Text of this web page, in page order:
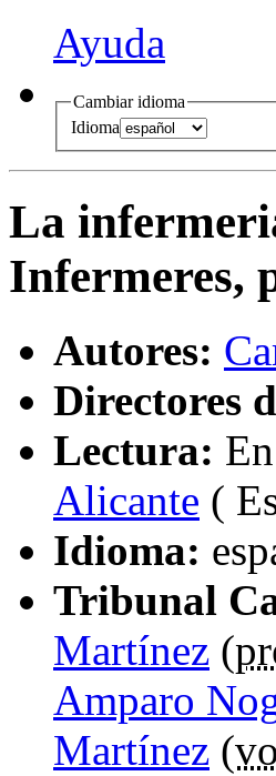
Ayuda
Cambiar idioma
Idioma
La
Infermeres,
Autores:
Directores
Lectura:
Alicante (
Idioma:
Tribunal
Martínez (
Amparo
Martínez (